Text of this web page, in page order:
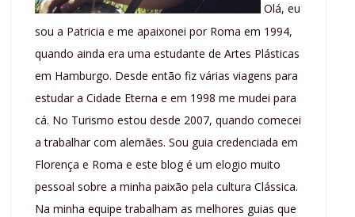
Olá, eu
sou a Patricia e me apaixonei por Roma em 1994,
quando ainda era uma estudante de Artes Plásticas
em Hamburgo. Desde então fiz várias viagens para
estudar a Cidade Eterna e em 1998 me mudei para
cá. No Turismo estou desde 2007, quando comecei
a trabalhar com alemães. Sou guia credenciada em
Florença e Roma e este blog é um elogio muito
pessoal sobre a minha paixão pela cultura Clássica.
Na minha equipe trabalham as melhores guias que